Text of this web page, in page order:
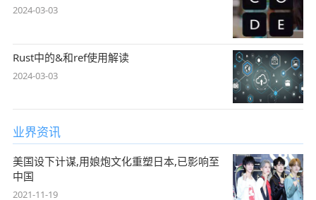
2024-03-03
Rust中的&和ref使用解读
2024-03-03
业界资讯
美国设下计谋,用娘炮文化重塑日本,已影响至
中国
2021-11-19